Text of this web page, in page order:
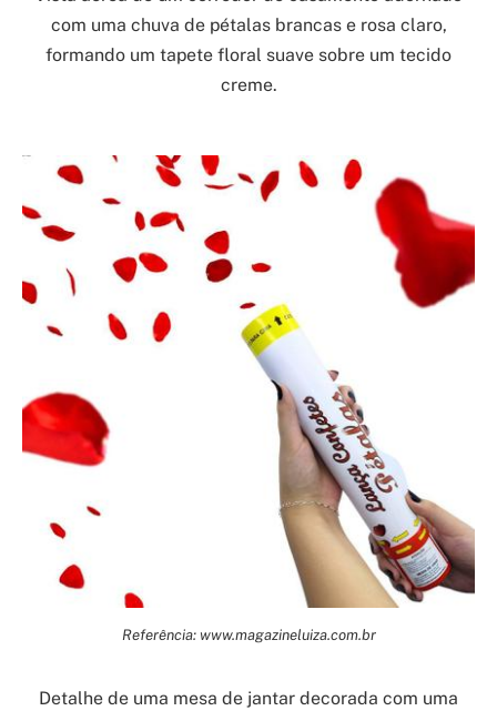
com uma chuva de pétalas brancas e rosa claro,
formando um tapete floral suave sobre um tecido
creme.
Referência: www.magazineluiza.com.br
Detalhe de uma mesa de jantar decorada com uma